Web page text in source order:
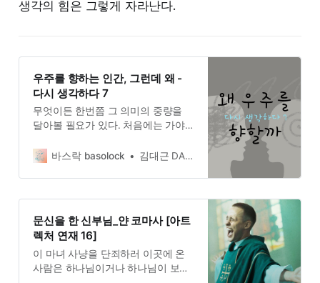
생각의 힘은 그렇게 자라난다.
우주를 향하는 인간, 그런데 왜 -
다시 생각하다 7
무엇이든 한번쯤 그 의미의 중량을
달아볼 필요가 있다. 처음에는 가야
가다 보면 어느 순간 그것이 흐릿해
보다 가는 것이 나을 수도 있다. 그러
나 왜 가는지, 어디로 가고 있는지는
바스락 basolock 김대근 DAEGEUN KIM
문신을 한 신부님_얀 코마사 [아트
렉처 연재 16]
이 마녀 사냥을 단죄하러 이곳에 온
사람은 하나님이거나 하나님이 보낸